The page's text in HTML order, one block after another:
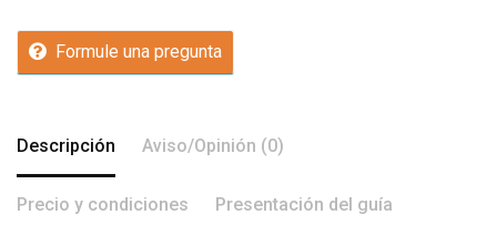
Formule una pregunta
Descripción Aviso/Opinión (0)
Precio y condiciones Presentación del guía